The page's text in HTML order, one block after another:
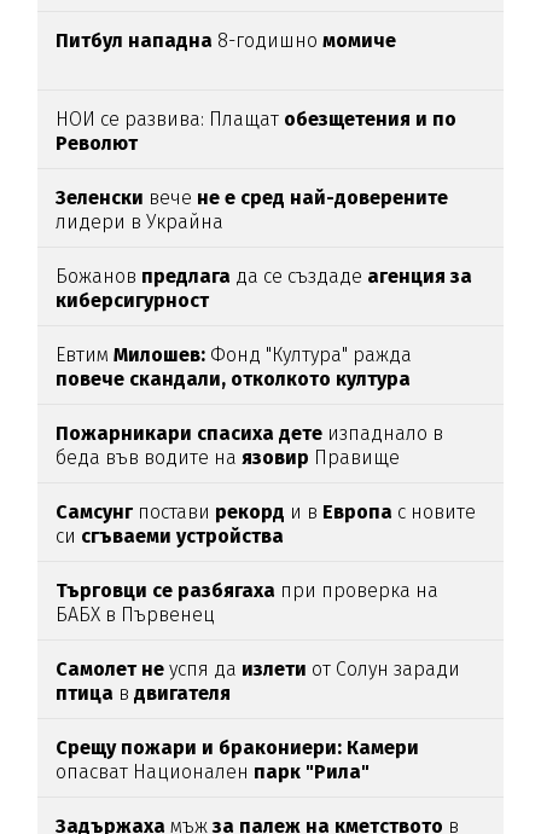
Питбул нападна 8-годишномомиче
НОИ се развива: Плащат обезщетения и по
Револют
Зеленски вече не е сред най-доверените
лидери в Украйна
Божанов предлага да се създаде агенция за
киберсигурност
ЕвтимМилошев: Фонд "Култура" ражда
повече скандали, отколкото култура
Пожарникари спасиха дете изпаднало в
беда във водите наязовир Правище
Самсунг постави рекорд и в Европа с новите
си сгъваеми устройства
Търговци се разбягаха при проверка на
БАБХ в Първенец
Самолет не успя да излети от Солун заради
птица вдвигателя
Срещу пожари и бракониери: Камери
опасват Национален парк "Рила"
Задържаха мъжза палеж на кметството в